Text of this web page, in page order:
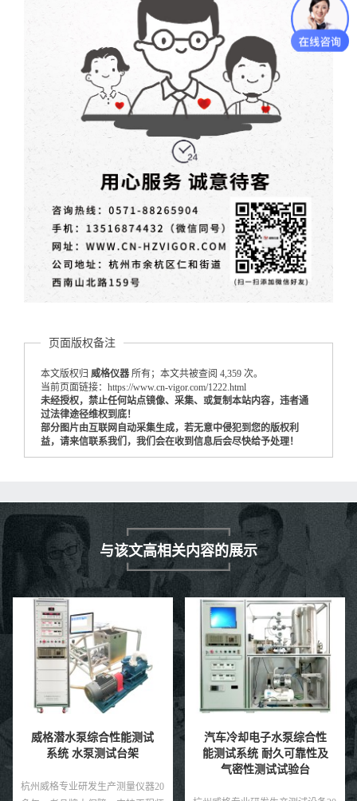
页面版权备注
本文版权归 威格仪器 所有；本文共被查阅 4,359 次。
当前页面链接：https://www.cn-vigor.com/1222.html
未经授权，禁止任何站点镜像、采集、或复制本站内容，违者通
过法律途径维权到底！
部分图片由互联网自动采集生成，若无意中侵犯到您的版权利
益，请来信联系我们，我们会在收到信息后会尽快给予处理！
与该文高相关内容的展示
汽车冷却电子水泵综合性
能测试系统 耐久可靠性及
威格螺杆泵出厂测试系统
综合性能试验设备 水泵测
试台架